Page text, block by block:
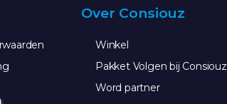
Over Consiouz
Winkel
Pakket Volgen bij Consiouz
Word partner